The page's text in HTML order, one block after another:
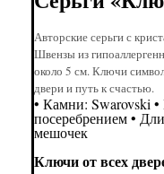
Авторские серьги с
Швензы из
около 5 см. Ключи
двери и путь к счастью.
• Камни: Swarovski
посеребрением •
мешочек
Ключи от всех